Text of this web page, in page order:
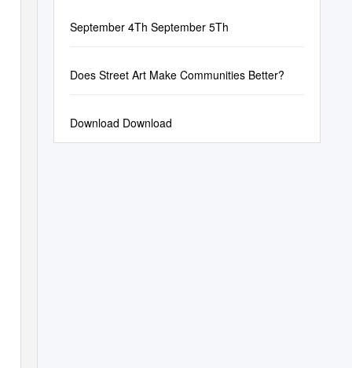
September 4Th September 5Th
Does Street Art Make Communities Better?
Download Download